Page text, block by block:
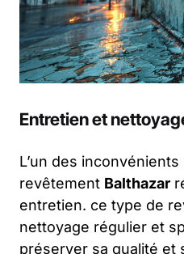
Entretien et
L’un des
revêtement Balthazar
entretien. ce type de
nettoyage régulier et
préserver sa qualité et